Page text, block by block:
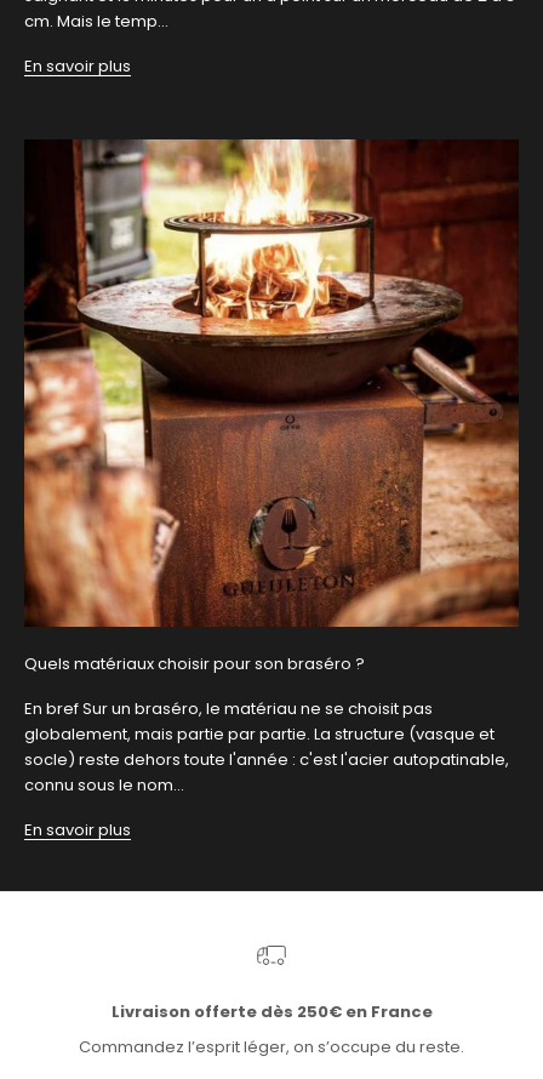
cm. Mais le temp...
En savoir plus
Quels matériaux choisir pour son braséro ?
En bref Sur un braséro, le matériau ne se choisit pas
globalement, mais partie par partie. La structure (vasque et
socle) reste dehors toute l'année : c'est l'acier autopatinable,
connu sous le nom...
En savoir plus
Livraison offerte dès 250€ en France
Commandez l’esprit léger, on s’occupe du reste.